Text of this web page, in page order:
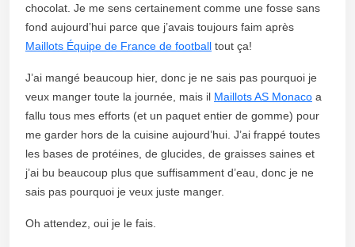
chocolat. Je me sens certainement comme une fosse sans
fond aujourd’hui parce que j’avais toujours faim après
Maillots Équipe de France de football tout ça!
J’ai mangé beaucoup hier, donc je ne sais pas pourquoi je
veux manger toute la journée, mais il Maillots AS Monaco a
fallu tous mes efforts (et un paquet entier de gomme) pour
me garder hors de la cuisine aujourd’hui. J’ai frappé toutes
les bases de protéines, de glucides, de graisses saines et
j’ai bu beaucoup plus que suffisamment d’eau, donc je ne
sais pas pourquoi je veux juste manger.
Oh attendez, oui je le fais.